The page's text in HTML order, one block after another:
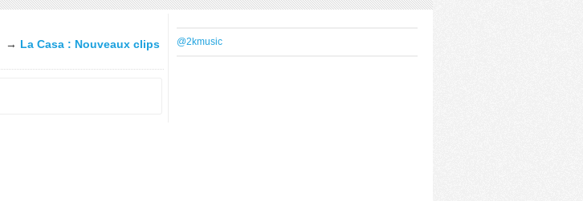
→ La Casa : Nouveaux clips @2kmusic